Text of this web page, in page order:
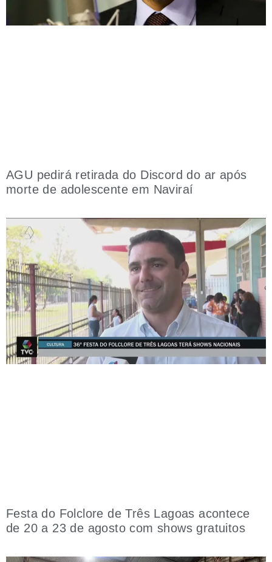
AGU pedirá retirada do Discord do ar após
morte de adolescente em Naviraí
Festa do Folclore de Três Lagoas acontece
de 20 a 23 de agosto com shows gratuitos